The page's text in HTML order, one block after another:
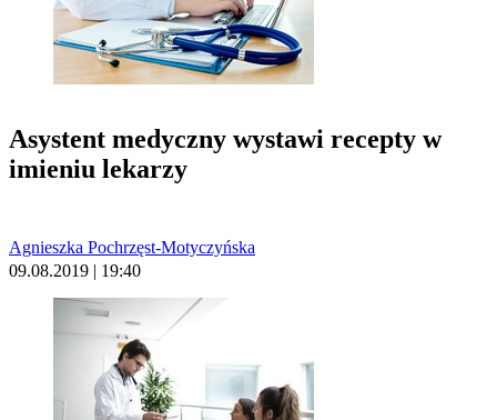
Asystent medyczny wystawi recepty w
imieniu lekarzy
Agnieszka Pochrzęst-Motyczyńska
09.08.2019 | 19:40